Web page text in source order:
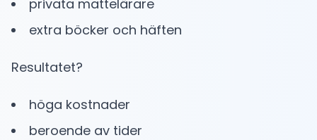
privata mattelärare
extra böcker och häften
Resultatet?
höga kostnader
beroende av tider